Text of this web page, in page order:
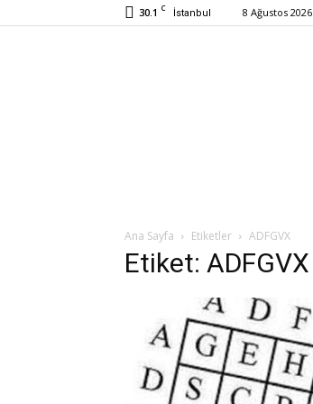
30.1 C İstanbul 8 Ağustos 2026
Ana Sayfa Etiketler ADFGVX
Etiket: ADFGVX